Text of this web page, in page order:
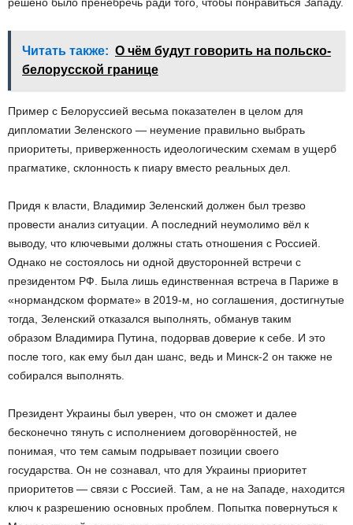
Читать также: О чём будут говорить на польско-
белорусской границе
Пример с Белоруссией весьма показателен в целом для
дипломатии Зеленского — неумение правильно выбрать
приоритеты, приверженность идеологическим схемам в ущерб
прагматике, склонность к пиару вместо реальных дел.
Придя к власти, Владимир Зеленский должен был трезво
провести анализ ситуации. А последний неумолимо вёл к
выводу, что ключевыми должны стать отношения с Россией.
Однако не состоялось ни одной двусторонней встречи с
президентом РФ. Была лишь единственная встреча в Париже в
«нормандском формате» в 2019-м, но соглашения, достигнутые
тогда, Зеленский отказался выполнять, обманув таким
образом Владимира Путина, подорвав доверие к себе. И это
после того, как ему был дан шанс, ведь и Минск-2 он также не
собирался выполнять.
Президент Украины был уверен, что он сможет и далее
бесконечно тянуть с исполнением договорённостей, не
понимая, что тем самым подрывает позиции своего
государства. Он не сознавал, что для Украины приоритет
приоритетов — связи с Россией. Там, а не на Западе, находится
ключ к разрешению основных проблем. Попытка повернуться к